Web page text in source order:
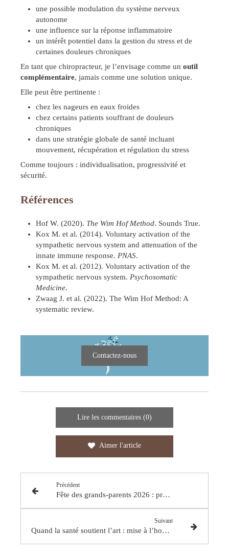
une possible modulation du système nerveux
autonome
une influence sur la réponse inflammatoire
un intérêt potentiel dans la gestion du stress et de
certaines douleurs chroniques
En tant que chiropracteur, je l’envisage comme un outil
complémentaire, jamais comme une solution unique.
Elle peut être pertinente :
chez les nageurs en eaux froides
chez certains patients souffrant de douleurs
chroniques
dans une stratégie globale de santé incluant
mouvement, récupération et régulation du stress
Comme toujours : individualisation, progressivité et
sécurité.
Références
Hof W. (2020). The Wim Hof Method. Sounds True.
Kox M. et al. (2014). Voluntary activation of the
sympathetic nervous system and attenuation of the
innate immune response. PNAS.
Kox M. et al. (2012). Voluntary activation of the
sympathetic nervous system. Psychosomatic
Medicine.
Zwaag J. et al. (2022). The Wim Hof Method: A
systematic review.
Contactez-nous
Lire les commentaires (0)
Aimer l'article
Précédent
Fête des grands-parents 2026 : prendre soin de nos seniors avec la chiropraxie
Suivant
Quand la santé soutient l’art : mise à l’honneur de notre patient GÉTÉ